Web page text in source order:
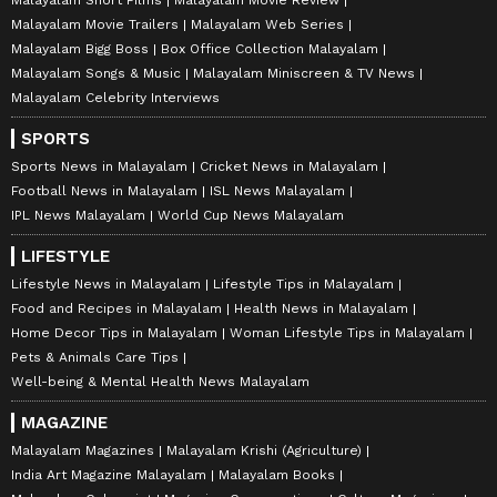
Malayalam Movie Trailers
Malayalam Web Series
Malayalam Bigg Boss
Box Office Collection Malayalam
Malayalam Songs & Music
Malayalam Miniscreen & TV News
Malayalam Celebrity Interviews
SPORTS
Sports News in Malayalam
Cricket News in Malayalam
Football News in Malayalam
ISL News Malayalam
IPL News Malayalam
World Cup News Malayalam
LIFESTYLE
Lifestyle News in Malayalam
Lifestyle Tips in Malayalam
Food and Recipes in Malayalam
Health News in Malayalam
Home Decor Tips in Malayalam
Woman Lifestyle Tips in Malayalam
Pets & Animals Care Tips
Well-being & Mental Health News Malayalam
MAGAZINE
Malayalam Magazines
Malayalam Krishi (Agriculture)
India Art Magazine Malayalam
Malayalam Books